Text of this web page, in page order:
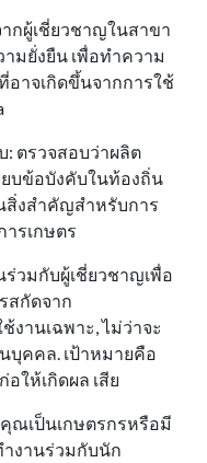
กผู้เชี่ยวชาญในสาขา
มยั่งยืน เพื่อทําความ
อาจเกิดขึ้นจากการใช้
: ตรวจสอบว่าผลิต
บข้อบังคับในท้องถิ่น
สิ่งสําคัญสําหรับการ
รเกษตร
วมกับผู้เชี่ยวชาญเพื่อ
สกัดจาก
งานเฉพาะ, ไม่ว่าจะ
บุคคล. เป้าหมายคือ
ให้เกิดผล เสีย
ณเป็นเกษตรกรหรือมี
งานร่วมกับนัก